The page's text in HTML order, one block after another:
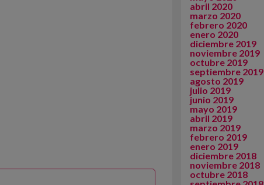
abril 2020
marzo 2020
febrero 2020
enero 2020
diciembre 2019
noviembre 2019
octubre 2019
septiembre 2019
agosto 2019
julio 2019
junio 2019
mayo 2019
abril 2019
marzo 2019
febrero 2019
enero 2019
diciembre 2018
noviembre 2018
octubre 2018